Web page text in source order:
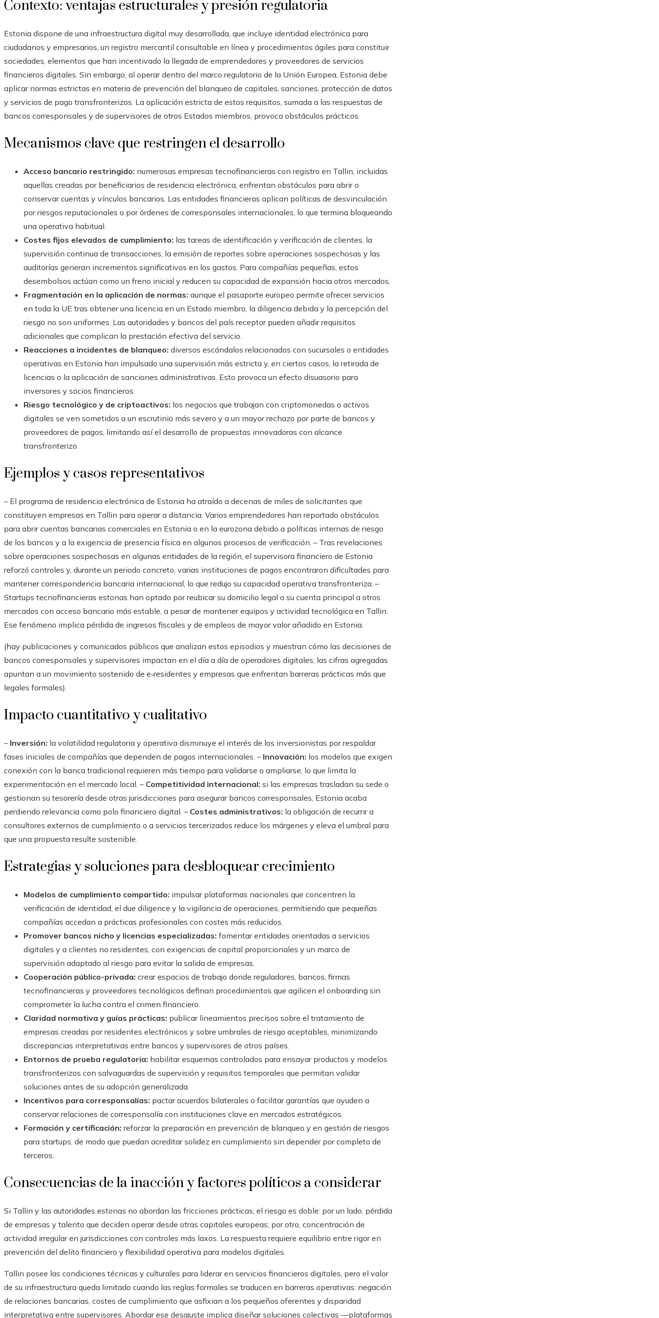
Contexto: ventajas estructurales y presión regulatoria
Estonia dispone de una infraestructura digital muy desarrollada, que incluye identidad electrónica para
ciudadanos y empresarios, un registro mercantil consultable en línea y procedimientos ágiles para constituir
sociedades, elementos que han incentivado la llegada de emprendedores y proveedores de servicios
financieros digitales. Sin embargo, al operar dentro del marco regulatorio de la Unión Europea, Estonia debe
aplicar normas estrictas en materia de prevención del blanqueo de capitales, sanciones, protección de datos
y servicios de pago transfronterizos. La aplicación estricta de estos requisitos, sumada a las respuestas de
bancos corresponsales y de supervisores de otros Estados miembros, provoca obstáculos prácticos.
Mecanismos clave que restringen el desarrollo
Acceso bancario restringido: numerosas empresas tecnofinancieras con registro en Tallin, incluidas
aquellas creadas por beneficiarios de residencia electrónica, enfrentan obstáculos para abrir o
conservar cuentas y vínculos bancarios. Las entidades financieras aplican políticas de desvinculación
por riesgos reputacionales o por órdenes de corresponsales internacionales, lo que termina bloqueando
una operativa habitual.
Costes fijos elevados de cumplimiento: las tareas de identificación y verificación de clientes, la
supervisión continua de transacciones, la emisión de reportes sobre operaciones sospechosas y las
auditorías generan incrementos significativos en los gastos. Para compañías pequeñas, estos
desembolsos actúan como un freno inicial y reducen su capacidad de expansión hacia otros mercados.
Fragmentación en la aplicación de normas: aunque el pasaporte europeo permite ofrecer servicios
en toda la UE tras obtener una licencia en un Estado miembro, la diligencia debida y la percepción del
riesgo no son uniformes. Las autoridades y bancos del país receptor pueden añadir requisitos
adicionales que complican la prestación efectiva del servicio.
Reacciones a incidentes de blanqueo: diversos escándalos relacionados con sucursales o entidades
operativas en Estonia han impulsado una supervisión más estricta y, en ciertos casos, la retirada de
licencias o la aplicación de sanciones administrativas. Esto provoca un efecto disuasorio para
inversores y socios financieros.
Riesgo tecnológico y de criptoactivos: los negocios que trabajan con criptomonedas o activos
digitales se ven sometidos a un escrutinio más severo y a un mayor rechazo por parte de bancos y
proveedores de pagos, limitando así el desarrollo de propuestas innovadoras con alcance
transfronterizo.
Ejemplos y casos representativos
– El programa de residencia electrónica de Estonia ha atraído a decenas de miles de solicitantes que
constituyen empresas en Tallin para operar a distancia. Varios emprendedores han reportado obstáculos
para abrir cuentas bancarias comerciales en Estonia o en la eurozona debido a políticas internas de riesgo
de los bancos y a la exigencia de presencia física en algunos procesos de verificación. – Tras revelaciones
sobre operaciones sospechosas en algunas entidades de la región, el supervisora financiero de Estonia
reforzó controles y, durante un periodo concreto, varias instituciones de pagos encontraron dificultades para
mantener correspondencia bancaria internacional, lo que redujo su capacidad operativa transfronteriza. –
Startups tecnofinancieras estonas han optado por reubicar su domicilio legal o su cuenta principal a otros
mercados con acceso bancario más estable, a pesar de mantener equipos y actividad tecnológica en Tallin.
Ese fenómeno implica pérdida de ingresos fiscales y de empleos de mayor valor añadido en Estonia.
(hay publicaciones y comunicados públicos que analizan estos episodios y muestran cómo las decisiones de
bancos corresponsales y supervisores impactan en el día a día de operadores digitales; las cifras agregadas
apuntan a un movimiento sostenido de e‑residentes y empresas que enfrentan barreras prácticas más que
legales formales).
Impacto cuantitativo y cualitativo
– Inversión: la volatilidad regulatoria y operativa disminuye el interés de los inversionistas por respaldar
fases iniciales de compañías que dependen de pagos internacionales. – Innovación: los modelos que exigen
conexión con la banca tradicional requieren más tiempo para validarse o ampliarse, lo que limita la
experimentación en el mercado local. – Competitividad internacional: si las empresas trasladan su sede o
gestionan su tesorería desde otras jurisdicciones para asegurar bancos corresponsales, Estonia acaba
perdiendo relevancia como polo financiero digital. – Costes administrativos: la obligación de recurrir a
consultores externos de cumplimiento o a servicios tercerizados reduce los márgenes y eleva el umbral para
que una propuesta resulte sostenible.
Estrategias y soluciones para desbloquear crecimiento
Modelos de cumplimiento compartido: impulsar plataformas nacionales que concentren la
verificación de identidad, el due diligence y la vigilancia de operaciones, permitiendo que pequeñas
compañías accedan a prácticas profesionales con costes más reducidos.
Promover bancos nicho y licencias especializadas: fomentar entidades orientadas a servicios
digitales y a clientes no residentes, con exigencias de capital proporcionales y un marco de
supervisión adaptado al riesgo para evitar la salida de empresas.
Cooperación público-privada: crear espacios de trabajo donde reguladores, bancos, firmas
tecnofinancieras y proveedores tecnológicos definan procedimientos que agilicen el onboarding sin
comprometer la lucha contra el crimen financiero.
Claridad normativa y guías prácticas: publicar lineamientos precisos sobre el tratamiento de
empresas creadas por residentes electrónicos y sobre umbrales de riesgo aceptables, minimizando
discrepancias interpretativas entre bancos y supervisores de otros países.
Entornos de prueba regulatoria: habilitar esquemas controlados para ensayar productos y modelos
transfronterizos con salvaguardas de supervisión y requisitos temporales que permitan validar
soluciones antes de su adopción generalizada.
Incentivos para corresponsalías: pactar acuerdos bilaterales o facilitar garantías que ayuden a
conservar relaciones de corresponsalía con instituciones clave en mercados estratégicos.
Formación y certificación: reforzar la preparación en prevención de blanqueo y en gestión de riesgos
para startups, de modo que puedan acreditar solidez en cumplimiento sin depender por completo de
terceros.
Consecuencias de la inacción y factores políticos a considerar
Si Tallin y las autoridades estonas no abordan las fricciones prácticas, el riesgo es doble: por un lado, pérdida
de empresas y talento que deciden operar desde otras capitales europeas; por otro, concentración de
actividad irregular en jurisdicciones con controles más laxos. La respuesta requiere equilibrio entre rigor en
prevención del delito financiero y flexibilidad operativa para modelos digitales.
Tallin posee las condiciones técnicas y culturales para liderar en servicios financieros digitales, pero el valor
de su infraestructura queda limitado cuando las reglas formales se traducen en barreras operativas: negación
de relaciones bancarias, costes de cumplimiento que asfixian a los pequeños oferentes y disparidad
interpretativa entre supervisores. Abordar ese desajuste implica diseñar soluciones colectivas —plataformas